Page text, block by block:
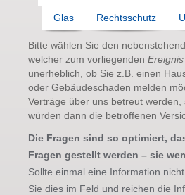
Glas Rechtsschutz
Bitte wählen Sie den
welcher zum vorliegenden Ereignis
unerheblich, ob Sie z.B. einen
oder Gebäudeschaden melden
Verträge über uns betreut werden,
würden dann die betroffenen
Die Fragen sind so optimiert,
Fragen gestellt werden – sie
Sollte einmal eine Information
Sie dies im Feld und reichen die